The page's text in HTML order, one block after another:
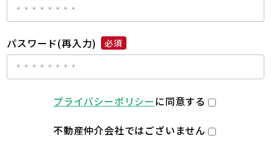
パスワード(再入力) 必須
プライバシーポリシー に同意する
不動産仲介会社ではございません